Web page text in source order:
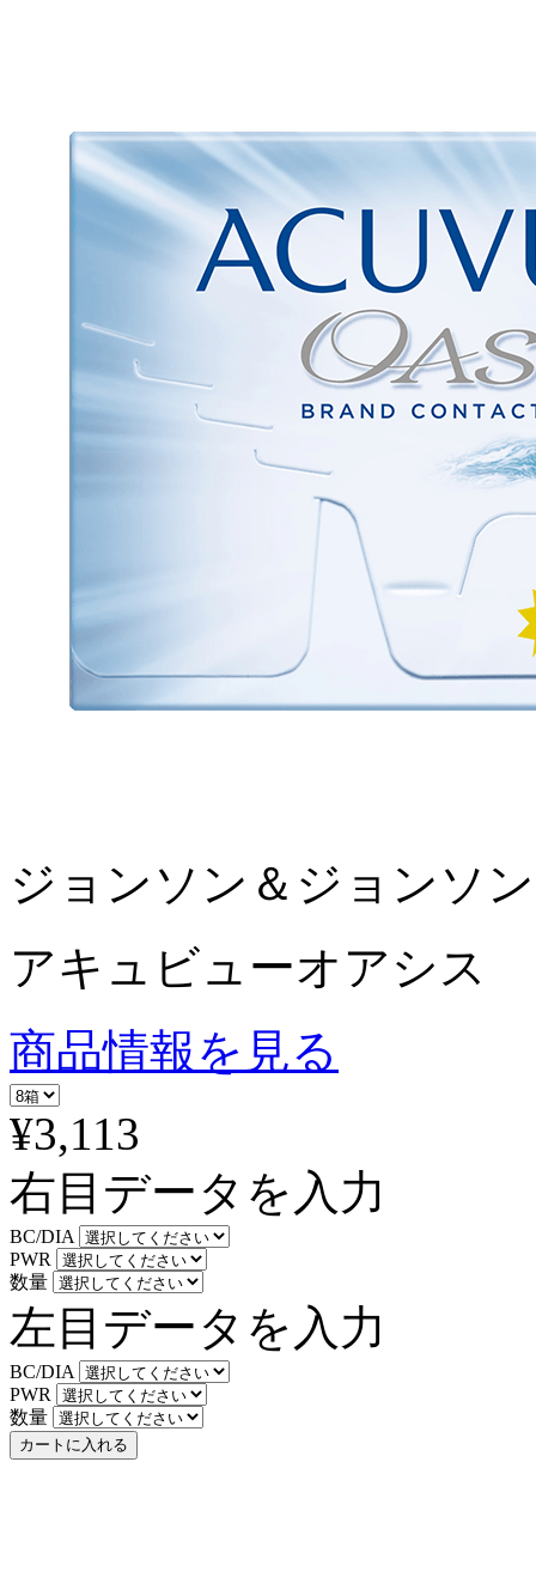
ジョンソン＆ジョンソン
アキュビューオアシス
商品情報を見る
¥3,113
右目データを入力
BC/DIA
PWR
数量
左目データを入力
BC/DIA
PWR
数量
カートに入れる